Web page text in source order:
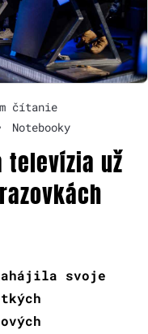
čítanie
Notebooky
televízia už
svoje